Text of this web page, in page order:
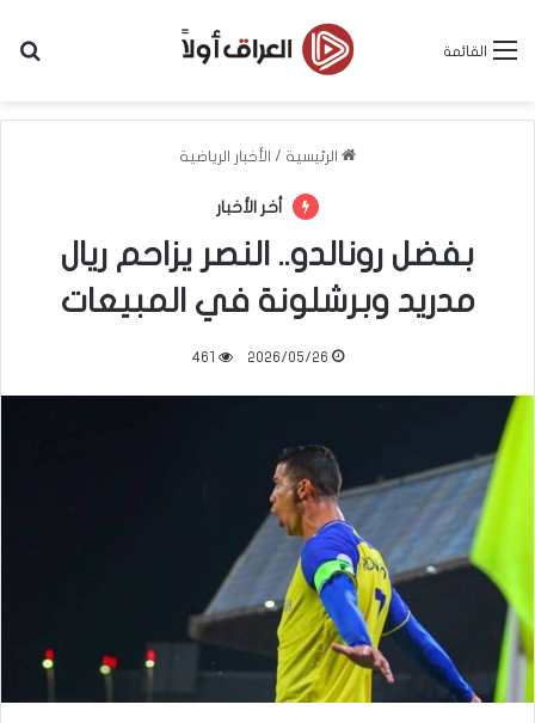
القائمة
الرئيسية / الأخبار الرياضية
أخر الأخبار
بفضل رونالدو.. النصر يزاحم ريال
مدريد وبرشلونة في المبيعات
2026/05/26
461